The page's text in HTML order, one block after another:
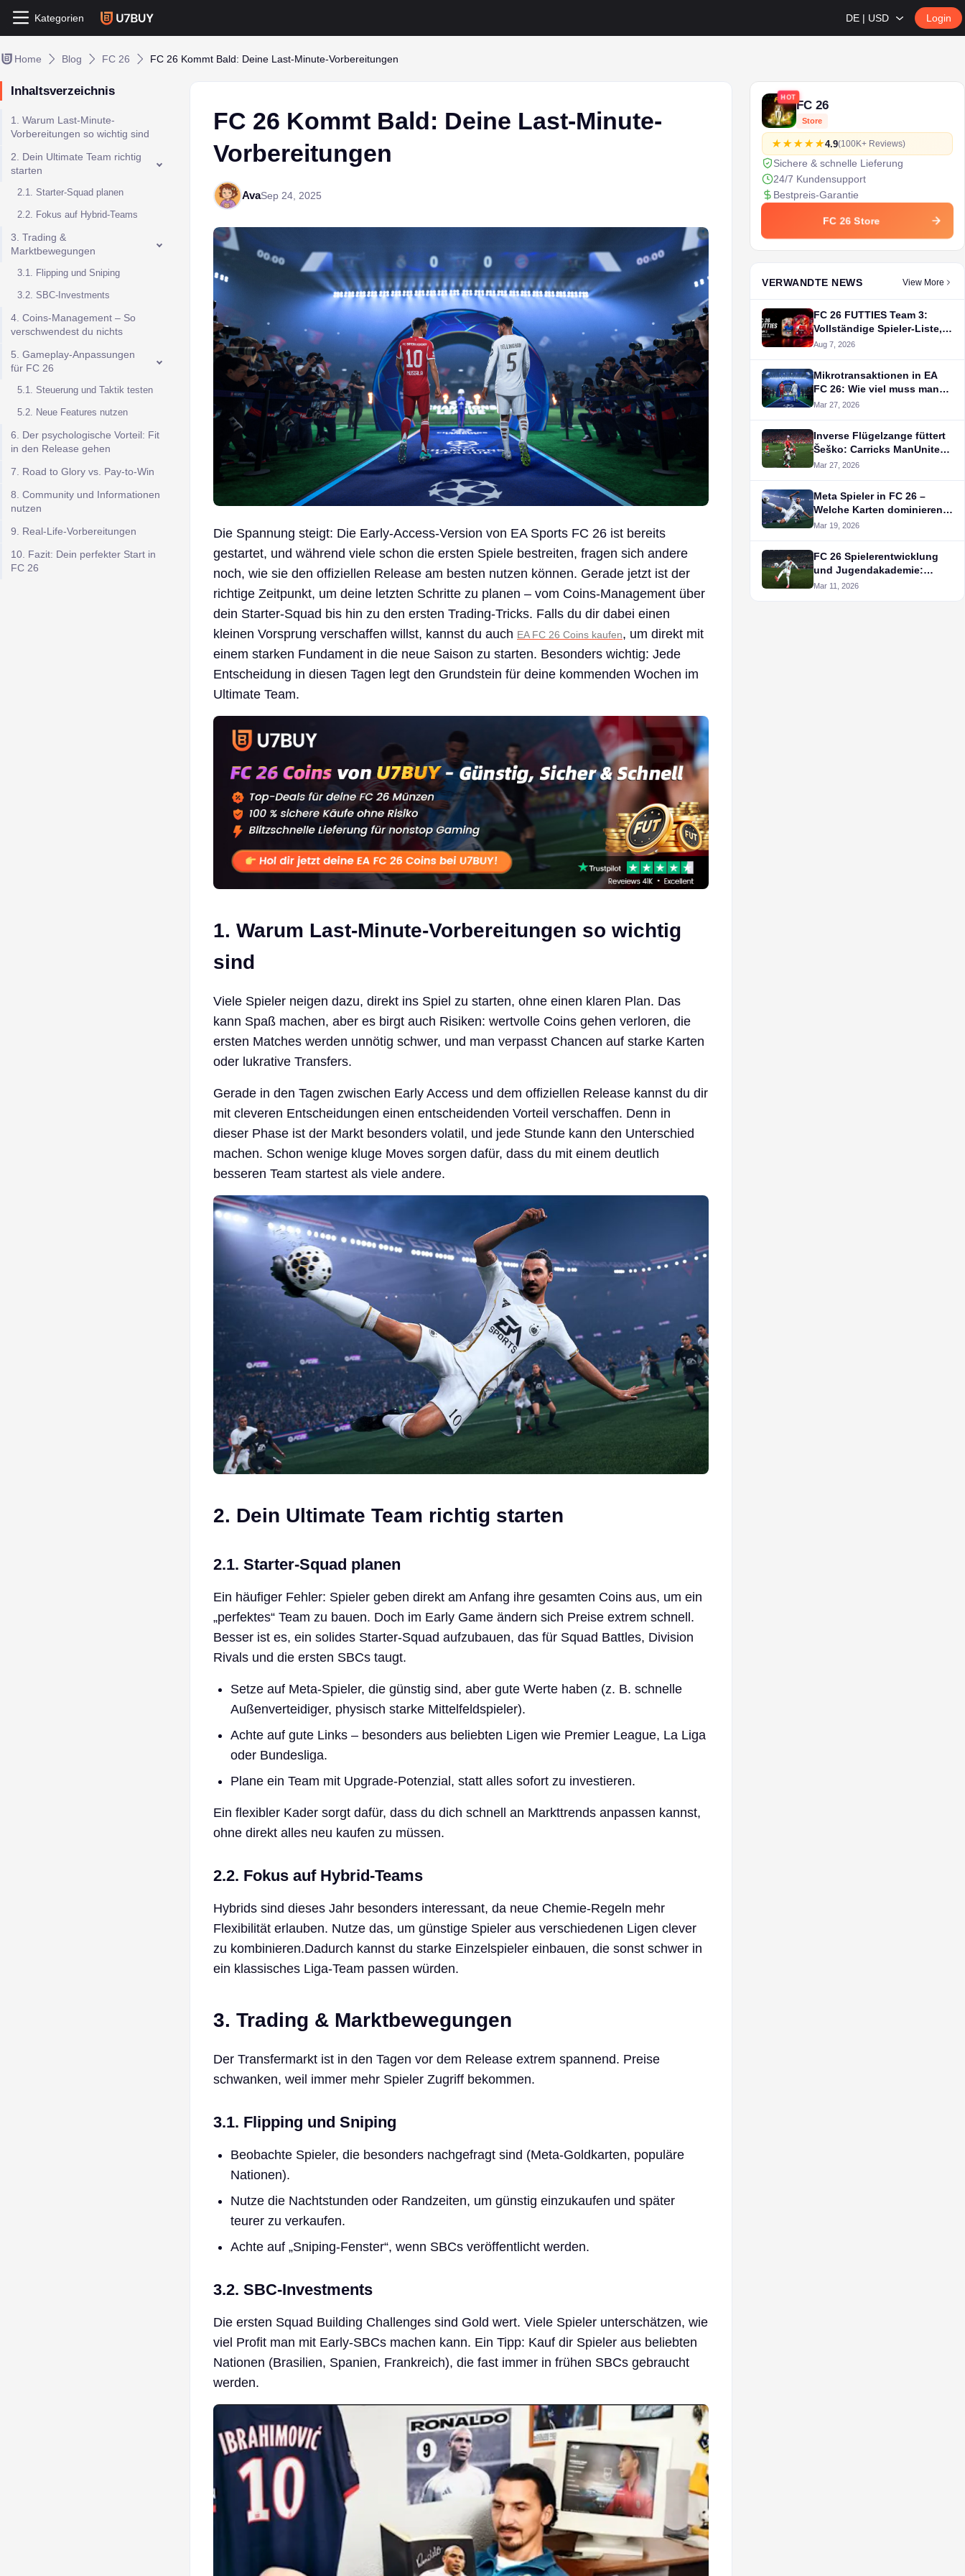
Kategorien DE | USD Login
Home Blog FC 26 FC 26 Kommt Bald: Deine Last-Minute-Vorbereitungen
Inhaltsverzeichnis
1. Warum Last-Minute-
Vorbereitungen so wichtig sind
2. Dein Ultimate Team richtig
starten
2.1. Starter-Squad planen
2.2. Fokus auf Hybrid-Teams
3. Trading &
Marktbewegungen
3.1. Flipping und Sniping
3.2. SBC-Investments
4. Coins-Management – So
verschwendest du nichts
5. Gameplay-Anpassungen
für FC 26
5.1. Steuerung und Taktik testen
5.2. Neue Features nutzen
6. Der psychologische Vorteil: Fit
in den Release gehen
7. Road to Glory vs. Pay-to-Win
8. Community und Informationen
nutzen
9. Real-Life-Vorbereitungen
10. Fazit: Dein perfekter Start in
FC 26
FC 26 Kommt Bald: Deine Last-Minute-
Vorbereitungen
AvaSep 24, 2025
Die Spannung steigt: Die Early-Access-Version von EA Sports FC 26 ist bereits
gestartet, und während viele schon die ersten Spiele bestreiten, fragen sich andere
noch, wie sie den offiziellen Release am besten nutzen können. Gerade jetzt ist der
richtige Zeitpunkt, um deine letzten Schritte zu planen – vom Coins-Management über
dein Starter-Squad bis hin zu den ersten Trading-Tricks. Falls du dir dabei einen
kleinen Vorsprung verschaffen willst, kannst du auch EA FC 26 Coins kaufen, um direkt mit
einem starken Fundament in die neue Saison zu starten. Besonders wichtig: Jede
Entscheidung in diesen Tagen legt den Grundstein für deine kommenden Wochen im
Ultimate Team.
1. Warum Last-Minute-Vorbereitungen so wichtig
sind
Viele Spieler neigen dazu, direkt ins Spiel zu starten, ohne einen klaren Plan. Das
kann Spaß machen, aber es birgt auch Risiken: wertvolle Coins gehen verloren, die
ersten Matches werden unnötig schwer, und man verpasst Chancen auf starke Karten
oder lukrative Transfers.
Gerade in den Tagen zwischen Early Access und dem offiziellen Release kannst du dir
mit cleveren Entscheidungen einen entscheidenden Vorteil verschaffen. Denn in
dieser Phase ist der Markt besonders volatil, und jede Stunde kann den Unterschied
machen. Schon wenige kluge Moves sorgen dafür, dass du mit einem deutlich
besseren Team startest als viele andere.
2. Dein Ultimate Team richtig starten
2.1. Starter-Squad planen
Ein häufiger Fehler: Spieler geben direkt am Anfang ihre gesamten Coins aus, um ein
„perfektes“ Team zu bauen. Doch im Early Game ändern sich Preise extrem schnell.
Besser ist es, ein solides Starter-Squad aufzubauen, das für Squad Battles, Division
Rivals und die ersten SBCs taugt.
Setze auf Meta-Spieler, die günstig sind, aber gute Werte haben (z. B. schnelle
Außenverteidiger, physisch starke Mittelfeldspieler).
Achte auf gute Links – besonders aus beliebten Ligen wie Premier League, La Liga
oder Bundesliga.
Plane ein Team mit Upgrade-Potenzial, statt alles sofort zu investieren.
Ein flexibler Kader sorgt dafür, dass du dich schnell an Markttrends anpassen kannst,
ohne direkt alles neu kaufen zu müssen.
2.2. Fokus auf Hybrid-Teams
Hybrids sind dieses Jahr besonders interessant, da neue Chemie-Regeln mehr
Flexibilität erlauben. Nutze das, um günstige Spieler aus verschiedenen Ligen clever
zu kombinieren.Dadurch kannst du starke Einzelspieler einbauen, die sonst schwer in
ein klassisches Liga-Team passen würden.
3. Trading & Marktbewegungen
Der Transfermarkt ist in den Tagen vor dem Release extrem spannend. Preise
schwanken, weil immer mehr Spieler Zugriff bekommen.
3.1. Flipping und Sniping
Beobachte Spieler, die besonders nachgefragt sind (Meta-Goldkarten, populäre
Nationen).
Nutze die Nachtstunden oder Randzeiten, um günstig einzukaufen und später
teurer zu verkaufen.
Achte auf „Sniping-Fenster“, wenn SBCs veröffentlicht werden.
3.2. SBC-Investments
Die ersten Squad Building Challenges sind Gold wert. Viele Spieler unterschätzen, wie
viel Profit man mit Early-SBCs machen kann. Ein Tipp: Kauf dir Spieler aus beliebten
Nationen (Brasilien, Spanien, Frankreich), die fast immer in frühen SBCs gebraucht
werden.
HOT
FC 26
Store
4.9(100K+ Reviews)
Sichere & schnelle Lieferung
24/7 Kundensupport
Bestpreis-Garantie
FC 26 Store
VERWANDTE NEWS View More
FC 26 FUTTIES Team 3:
Vollständige Spieler-Liste,
offizielle Ratings & Release-
Aug 7, 2026
Mikrotransaktionen in EA
FC 26: Wie viel muss man
wirklich zahlen?
Mar 27, 2026
Inverse Flügelzange füttert
Šeško: Carricks ManUnited
in FC 26
Mar 27, 2026
Meta Spieler in FC 26 –
Welche Karten dominieren
das Spiel?
Mar 19, 2026
FC 26 Spielerentwicklung
und Jugendakademie:
Tipps für langfristigen
Mar 11, 2026